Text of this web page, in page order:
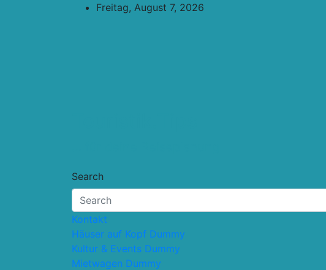
Freitag, August 7, 2026
Search
Kontakt
Häuser auf Kopf Dummy
Kultur & Events Dummy
Mietwagen Dummy